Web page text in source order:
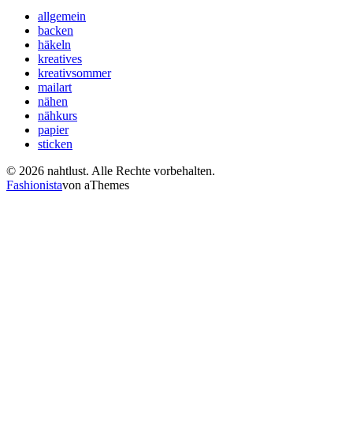
allgemein
backen
häkeln
kreatives
kreativsommer
mailart
nähen
nähkurs
papier
sticken
© 2026 nahtlust. Alle Rechte vorbehalten.
Fashionistavon aThemes